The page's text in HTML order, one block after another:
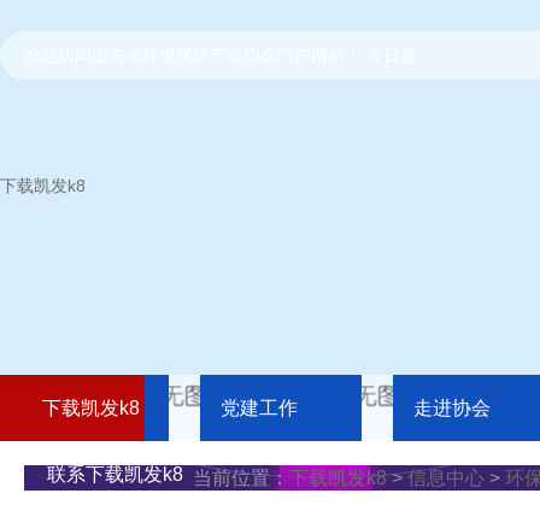
下载凯发k8
下载凯发k8 党建工作 走进协会
联系下载凯发k8 当前位置： 下载凯发k8>信息中心 > 环